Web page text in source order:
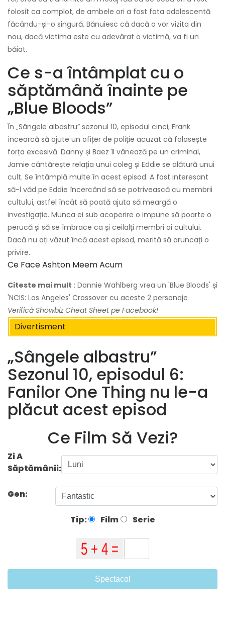
folosit ca complot, de ambele ori a fost fata adolescentă
făcându-și-o singură. Bănuiesc că dacă o vor vizita din
nou, dacă victima este cu adevărat o victimă, va fi un
băiat.
Ce s-a întâmplat cu o
săptămână înainte pe
„Blue Bloods”
În „Sângele albastru” sezonul 10, episodul cinci, Frank
încearcă să ajute un ofițer de poliție acuzat că folosește
forța excesivă. Danny și Baez îl vânează pe un criminal,
Jamie cântărește relația unui coleg și Eddie se alătură unui
cult. Se întâmplă multe în acest episod. A fost interesant
să-l văd pe Eddie încercând să se potrivească cu membrii
cultului, astfel încât să poată ajuta să meargă o
investigație. Munca ei sub acoperire o impune să poarte o
perucă și să se îmbrace ca și ceilalți membri ai cultului.
Dacă nu ați văzut încă acest episod, merită să aruncați o
privire.
Ce Face Ashton Meem Acum
Citeste mai mult : Donnie Wahlberg vrea un 'Blue Bloods' și
'NCIS: Los Angeles' Crossover cu aceste 2 personaje
Verifică Showbiz Cheat Sheet pe Facebook!
Divertisment
„Sângele albastru”
Sezonul 10, episodul 6:
Fanilor One Thing nu le-a
plăcut acest episod
Ce Film Să Vezi?
Zi A
Săptămânii:
Gen:
Tip: Film Serie
Spectacol